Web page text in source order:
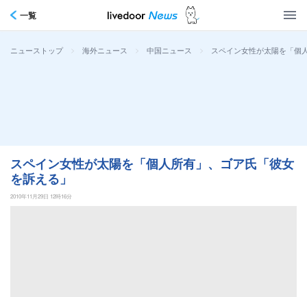
一覧
ニューストップ > 海外ニュース > 中国ニュース > スペイン女性が太陽を「個
スペイン女性が太陽を「個人所有」、ゴア氏「彼女
を訴える」
2010年11月29日 12時16分